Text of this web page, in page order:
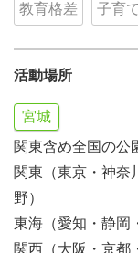
教育格差 子育
活動場所
宮城
関東含め全国の公
関東（東京・神奈
野）
東海（愛知・静岡
関西（大阪・京都